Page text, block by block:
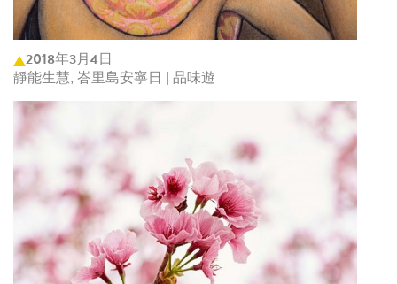
2018年3月4日
靜能生慧, 峇里島安寧日 | 品味遊